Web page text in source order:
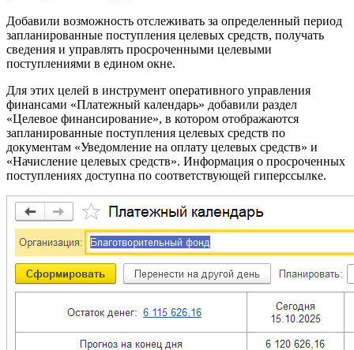
Добавили возможность отслеживать за определенный период
запланированные поступления целевых средств, получать
сведения и управлять просроченными целевыми
поступлениями в едином окне.
Для этих целей в инструмент оперативного управления
финансами «Платежный календарь» добавили раздел
«Целевое финансирование», в котором отображаются
запланированные поступления целевых средств по
документам «Уведомление на оплату целевых средств» и
«Начисление целевых средств». Информация о просроченных
поступлениях доступна по соответствующей гиперссылке.